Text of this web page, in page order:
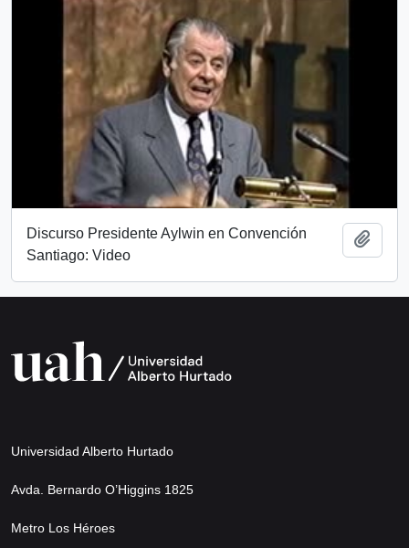
Discurso Presidente Aylwin en Convención
Santiago: Video
Universidad Alberto Hurtado
Avda. Bernardo O’Higgins 1825
Metro Los Héroes